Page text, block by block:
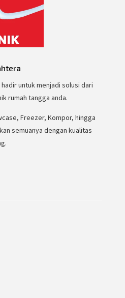
untuk menjadi solusi dari
rumah tangga anda.
Freezer, Kompor, hingga
semuanya dengan kualitas